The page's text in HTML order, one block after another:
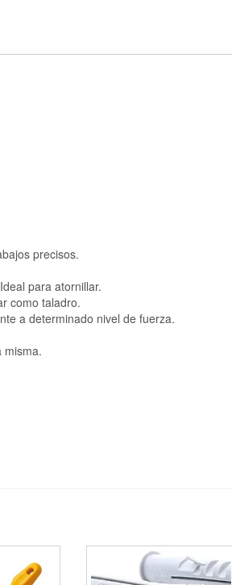
precisos.
para atornillar.
como taladro.
a determinado nivel de fuerza.
misma.